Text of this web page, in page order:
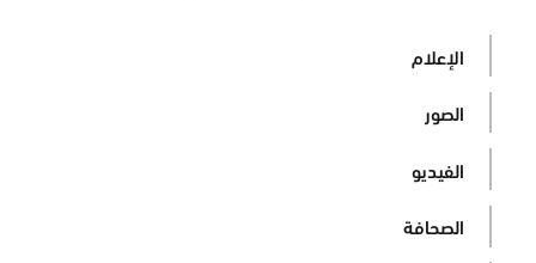
الإعلام
الصور
الفيديو
الصحافة